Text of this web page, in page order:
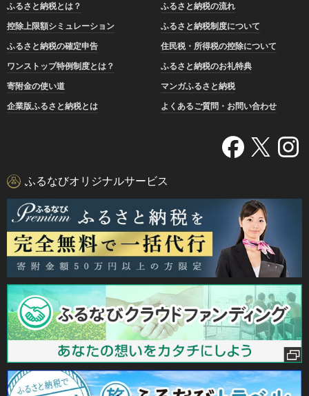
ふるさと納税とは？
ふるさと納税の流れ
控除上限額シミュレーション
ふるさと納税制度について
ふるさと納税の確定申告
住民税・所得税の控除について
ワンストップ特例制度とは？
ふるさと納税のお礼特典
寄附金の使い道
マンガふるさと納税
企業版ふるさと納税とは
よくあるご質問・お問い合わせ
ふるなびオリジナルサービス